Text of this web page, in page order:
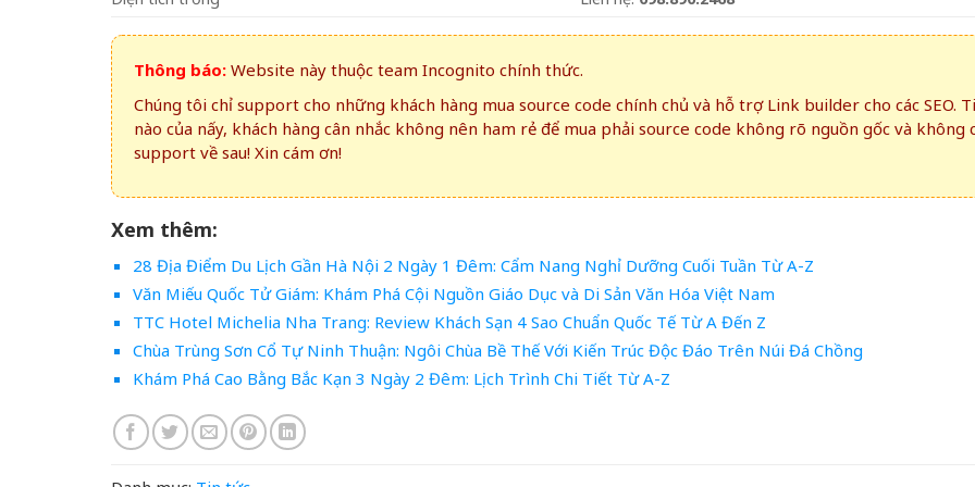
Thông báo: Website này thuộc team Incognito chính thức.
Chúng tôi chỉ support cho những khách hàng mua source code chính chủ và hỗ trợ Link builder cho các SEO.
nào của nấy, khách hàng cân nhắc không nên ham rẻ để mua phải source code không rõ nguồn gốc và không
support về sau! Xin cám ơn!
Xem thêm:
28 Địa Điểm Du Lịch Gần Hà Nội 2 Ngày 1 Đêm: Cẩm Nang Nghỉ Dưỡng Cuối Tuần Từ A-Z
Văn Miếu Quốc Tử Giám: Khám Phá Cội Nguồn Giáo Dục và Di Sản Văn Hóa Việt Nam
TTC Hotel Michelia Nha Trang: Review Khách Sạn 4 Sao Chuẩn Quốc Tế Từ A Đến Z
Chùa Trùng Sơn Cổ Tự Ninh Thuận: Ngôi Chùa Bề Thế Với Kiến Trúc Độc Đáo Trên Núi Đá Chồng
Khám Phá Cao Bằng Bắc Kạn 3 Ngày 2 Đêm: Lịch Trình Chi Tiết Từ A-Z